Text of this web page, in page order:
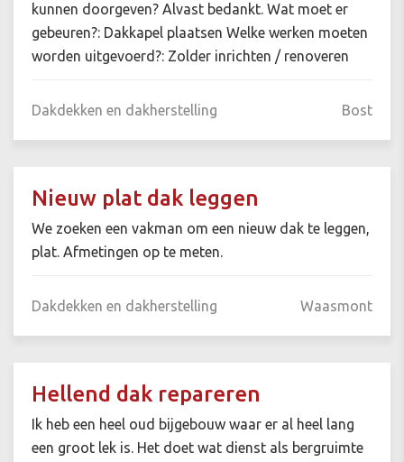
kunnen doorgeven? Alvast bedankt. Wat moet er
gebeuren?: Dakkapel plaatsen Welke werken moeten
worden uitgevoerd?: Zolder inrichten / renoveren
Dakdekken en dakherstelling Bost
Nieuw plat dak leggen
We zoeken een vakman om een nieuw dak te leggen,
plat. Afmetingen op te meten.
Dakdekken en dakherstelling Waasmont
Hellend dak repareren
Ik heb een heel oud bijgebouw waar er al heel lang
een groot lek is. Het doet wat dienst als bergruimte